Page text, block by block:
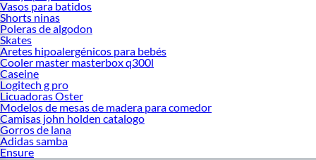
Vasos para batidos
Shorts ninas
Poleras de algodon
Skates
Aretes hipoalergénicos para bebés
Cooler master masterbox q300l
Caseine
Logitech g pro
Licuadoras Oster
Modelos de mesas de madera para comedor
Camisas john holden catalogo
Gorros de lana
Adidas samba
Ensure